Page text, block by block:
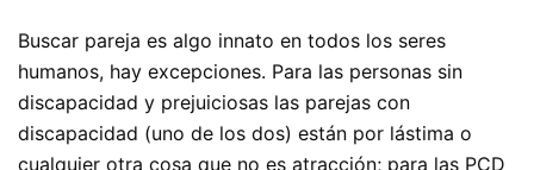
Buscar pareja es algo innato en todos los seres
humanos, hay excepciones. Para las personas sin
discapacidad y prejuiciosas las parejas con
discapacidad (uno de los dos) están por lástima o
cualquier otra cosa que no es atracción; para las PCD